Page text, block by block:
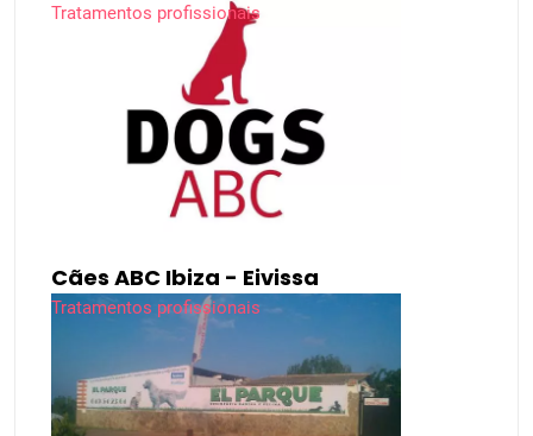
Tratamentos profissionais
Cães ABC Ibiza - Eivissa
Tratamentos profissionais